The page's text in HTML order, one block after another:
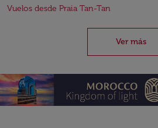
Vuelos desde Praia Tan-Tan
Ver más